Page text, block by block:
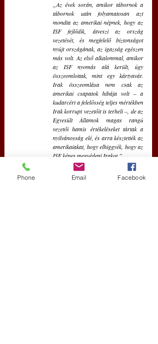
„Az évek során, amikor tábornok a
tábornok után folyamatosan azt
mondta az amerikai népnek, hogy az
ISF fejlődik, átveszi az ország
vezetését, és megfelelő biztonságot
nyújt országának, az igazság egészen
más volt. Az első alkalommal, amikor
az ISF nyomás alá került, úgy
összeomlottak, mint egy kártyavár.
Irak összeomlása nem csak az
amerikai csapatok hibája volt – a
kudarcért a felelősség teljes mértékben
Irak korrupt vezetőit is terheli –, de az
Egyesült Államok magas rangú
vezetői hamis értékeléseket tártak a
nyilvánosság elé, és arra késztették az
amerikaiakat, hogy elhiggyék, hogy az
ISF képes megvédeni Irakot.”
„A megalapozatlan optimista állítások
dinamikája megismétlődik
Phone Email Facebook